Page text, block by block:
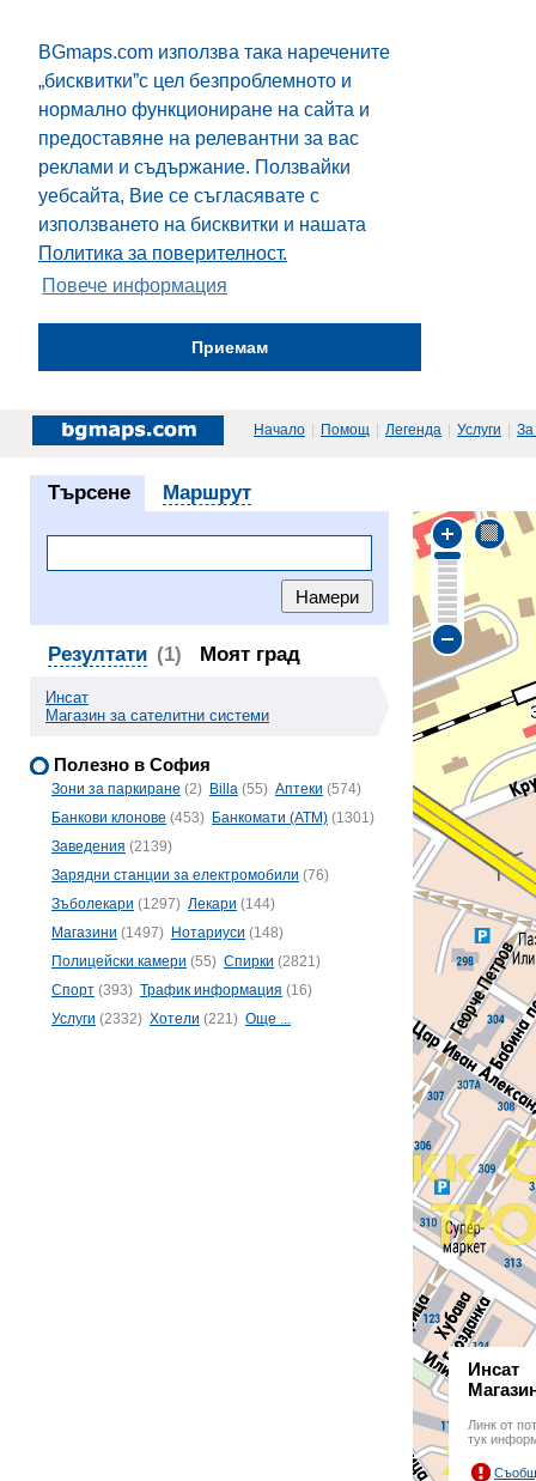
BGmaps.com използва така наречените
„бисквитки”с цел безпроблемното и
нормално функциониране на сайта и
предоставяне на релевантни за вас
реклами и съдържание. Ползвайки
уебсайта, Вие се съгласявате с
използването на бисквитки и нашата
Политика за поверителност.
Повече информация
Приемам
Начало | Помощ | Легенда | Услуги | За
Търсене Маршрут
Резултати (1) Моят град
Инсат
Магазин за сателитни системи
Полезно в София
Зони за паркиране (2) Billa (55) Аптеки (574)
Банкови клонове (453) Банкомати (ATM) (1301)
Заведения (2139)
Зарядни станции за електромобили (76)
Зъболекари (1297) Лекари (144)
Магазини (1497) Нотариуси (148)
Полицейски камери (55) Спирки (2821)
Спорт (393) Трафик информация (16)
Услуги (2332) Хотели (221) Още ...
Инсат
Линк от
тук